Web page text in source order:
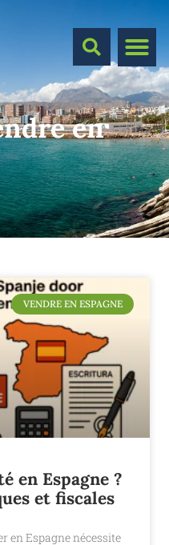
en
VENDRE EN ESPAGNE
en Espagne ?
et fiscales
en Espagne nécessite